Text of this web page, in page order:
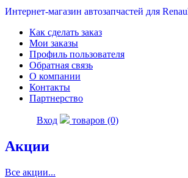
Интернет-магазин автозапчастей для
Как сделать заказ
Мои заказы
Профиль пользователя
Обратная связь
О компании
Контакты
Партнерство
Вход товаров (0)
Акции
Все акции...